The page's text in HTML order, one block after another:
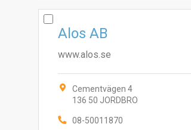
Alos AB
www.alos.se
Cementvägen 4
136 50 JORDBRO
08-50011870